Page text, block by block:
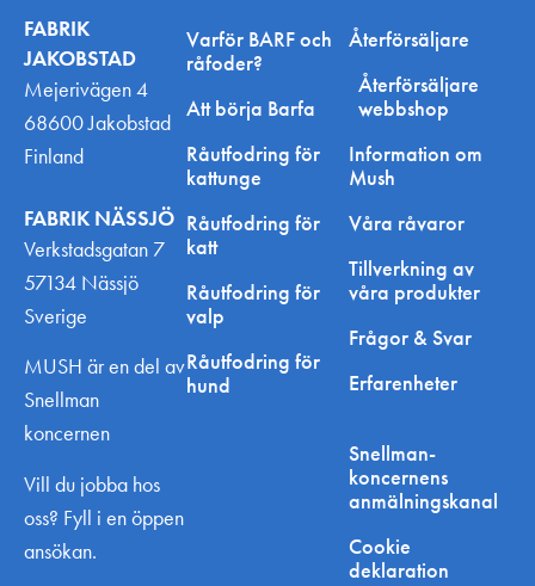
FABRIK
JAKOBSTAD
Mejerivägen 4
68600 Jakobstad
Finland
FABRIK NÄSSJÖ
Verkstadsgatan 7
57134 Nässjö
Sverige
MUSH är en del av
Snellman
koncernen
Vill du jobba hos
oss? Fyll i en öppen
ansökan.
Varför BARF och
råfoder?
Att börja Barfa
Råutfodring för
kattunge
Råutfodring för
katt
Råutfodring för
valp
Råutfodring för
hund
Återförsäljare
Återförsäljare
webbshop
Information om
Mush
Våra råvaror
Tillverkning av
våra produkter
Frågor & Svar
Erfarenheter
Snellman-
koncernens
anmälningskanal
Cookie
deklaration